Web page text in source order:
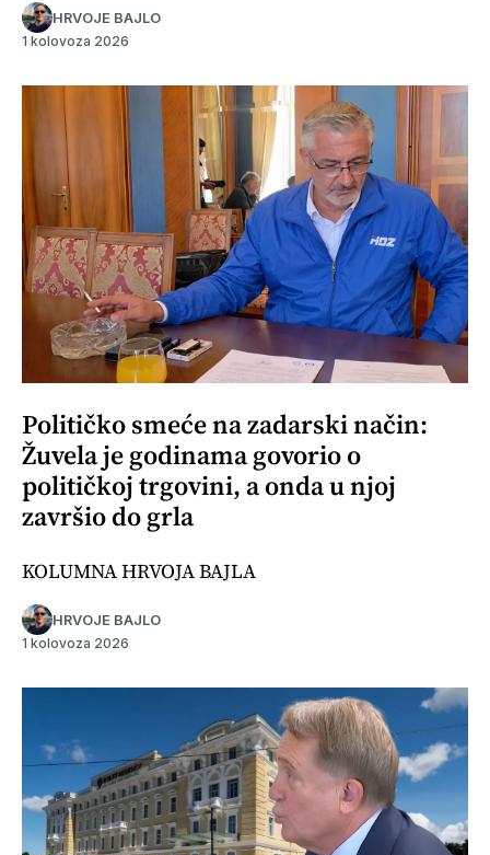
HRVOJE BAJLO
1 kolovoza 2026
Političko smeće na zadarski način:
Žuvela je godinama govorio o
političkoj trgovini, a onda u njoj
završio do grla
KOLUMNA HRVOJA BAJLA
HRVOJE BAJLO
1 kolovoza 2026